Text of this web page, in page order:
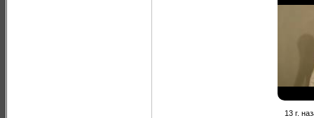
13 г.